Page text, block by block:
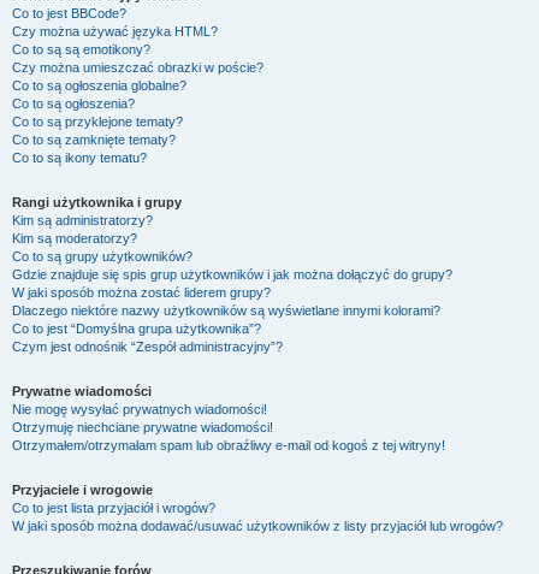
Co to jest BBCode?
Czy można używać języka HTML?
Co to są są emotikony?
Czy można umieszczać obrazki w poście?
Co to są ogłoszenia globalne?
Co to są ogłoszenia?
Co to są przyklejone tematy?
Co to są zamknięte tematy?
Co to są ikony tematu?
Rangi użytkownika i grupy
Kim są administratorzy?
Kim są moderatorzy?
Co to są grupy użytkowników?
Gdzie znajduje się spis grup użytkowników i jak można dołączyć do grupy?
W jaki sposób można zostać liderem grupy?
Dlaczego niektóre nazwy użytkowników są wyświetlane innymi kolorami?
Co to jest “Domyślna grupa użytkownika”?
Czym jest odnośnik “Zespół administracyjny”?
Prywatne wiadomości
Nie mogę wysyłać prywatnych wiadomości!
Otrzymuję niechciane prywatne wiadomości!
Otrzymałem/otrzymałam spam lub obraźliwy e-mail od kogoś z tej witryny!
Przyjaciele i wrogowie
Co to jest lista przyjaciół i wrogów?
W jaki sposób można dodawać/usuwać użytkowników z listy przyjaciół lub wrogów?
Przeszukiwanie forów